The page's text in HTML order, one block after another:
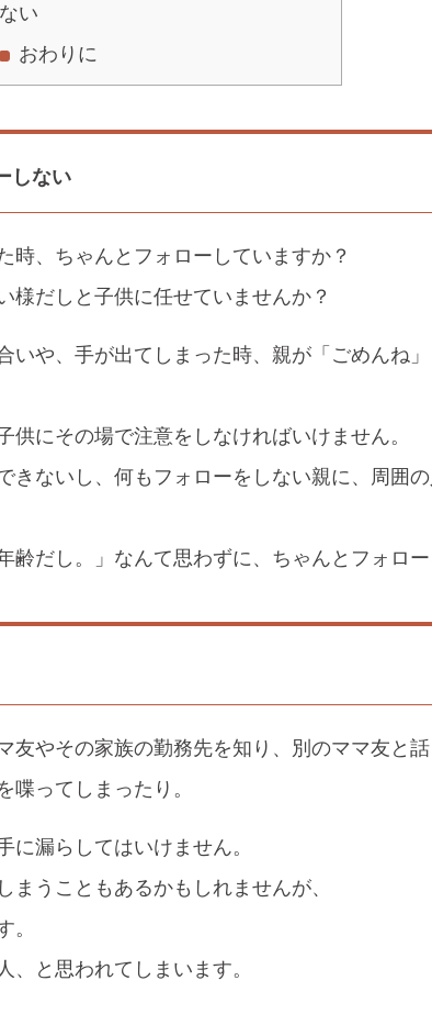
ない
おわりに
しない
時、ちゃんとフォローしていますか？
様だしと子供に任せていませんか？
いや、手が出てしまった時、親が「ごめんね
供にその場で注意をしなければいけません。
きないし、何もフォローをしない親に、周囲
齢だし。」なんて思わずに、ちゃんとフォロー
友やその家族の勤務先を知り、別のママ友と話
喋ってしまったり。
に漏らしてはいけません。
まうこともあるかもしれませんが、
。
、と思われてしまいます。